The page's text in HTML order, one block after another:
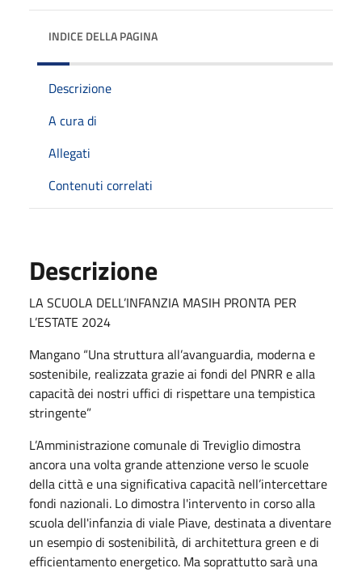
INDICE DELLA PAGINA
Descrizione
A cura di
Allegati
Contenuti correlati
Descrizione
LA SCUOLA DELL’INFANZIA MASIH PRONTA PER
L’ESTATE 2024
Mangano “Una struttura all’avanguardia, moderna e
sostenibile, realizzata grazie ai fondi del PNRR e alla
capacità dei nostri uffici di rispettare una tempistica
stringente”
L’Amministrazione comunale di Treviglio dimostra
ancora una volta grande attenzione verso le scuole
della città e una significativa capacità nell’intercettare
fondi nazionali. Lo dimostra l'intervento in corso alla
scuola dell'infanzia di viale Piave, destinata a diventare
un esempio di sostenibilità, di architettura green e di
efficientamento energetico. Ma soprattutto sarà una